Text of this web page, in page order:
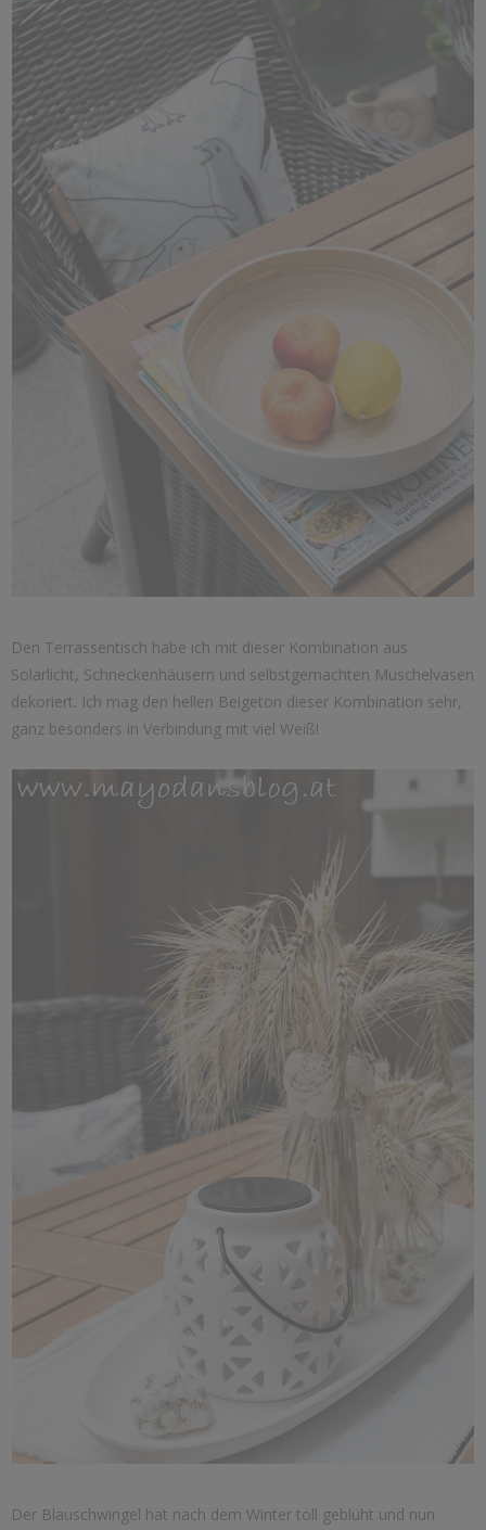
Den Terrassentisch habe ich mit dieser Kombination aus
Solarlicht, Schneckenhäusern und selbstgemachten Muschelvasen
dekoriert. Ich mag den hellen Beigeton dieser Kombination sehr,
ganz besonders in Verbindung mit viel Weiß!
Der Blauschwingel hat nach dem Winter toll geblüht und nun